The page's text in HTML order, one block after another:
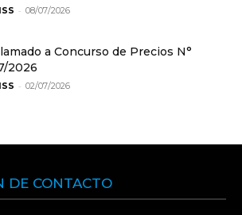
- 08/07/2026
a Concurso de Precios N°
2026
- 02/07/2026
DE CONTACTO